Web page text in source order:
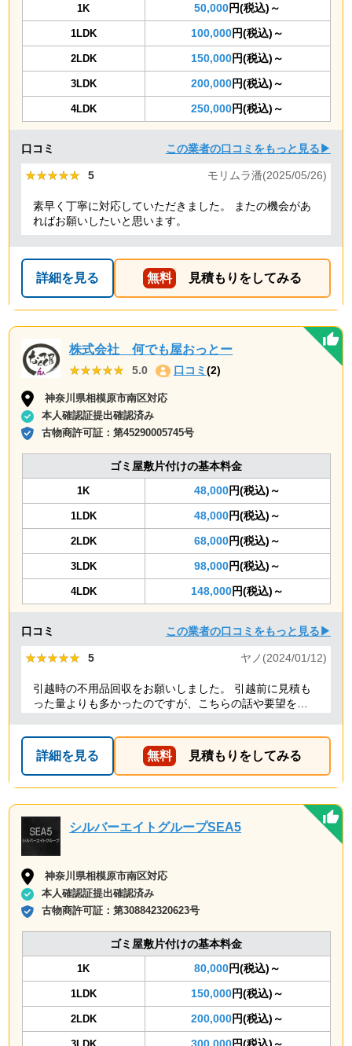
1K 50,000円(税込)～
1LDK 100,000円(税込)～
2LDK 150,000円(税込)～
3LDK 200,000円(税込)～
4LDK 250,000円(税込)～
口コミ この業者の口コミをもっと見る▶
★★★★★
★★★★★ 5 モリムラ潘(2025/05/26)
素早く丁寧に対応していただきました。 またの機会があ
ればお願いしたいと思います。
詳細を見る 無料 見積もりをしてみる
株式会社 何でも屋おっとー
★★★★★
★★★★★ 5.0 口コミ (2)
神奈川県相模原市南区対応
本人確認証提出確認済み
古物商許可証：第45290005745号
ゴミ屋敷片付けの基本料金
1K 48,000円(税込)～
1LDK 48,000円(税込)～
2LDK 68,000円(税込)～
3LDK 98,000円(税込)～
4LDK 148,000円(税込)～
口コミ この業者の口コミをもっと見る▶
★★★★★
★★★★★ 5 ヤノ(2024/01/12)
引越時の不用品回収をお願いしました。 引越前に見積も
った量よりも多かったのですが、こちらの話や要望を聞
かりました。 本当にありがとうございました。今後も頑
張ってください
詳細を見る 無料 見積もりをしてみる
シルバーエイトグループSEA5
神奈川県相模原市南区対応
本人確認証提出確認済み
古物商許可証：第308842320623号
ゴミ屋敷片付けの基本料金
1K 80,000円(税込)～
1LDK 150,000円(税込)～
2LDK 200,000円(税込)～